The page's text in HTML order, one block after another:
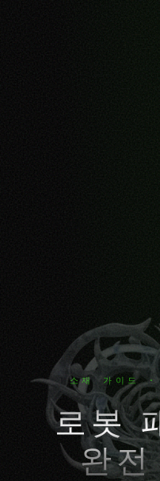
소재 가이드
로봇
완